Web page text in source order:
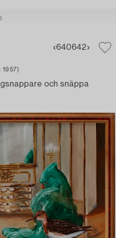
640642
1957)
och snäppa